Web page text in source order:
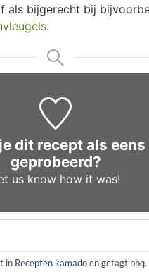
als bijgerecht bij
.
dit recept als eens
geprobeerd?
us knowhow it was!
in Recepten kamadoen getagt bbq.